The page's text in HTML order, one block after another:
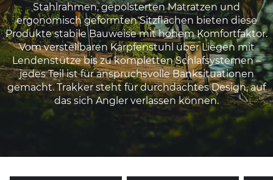
Stahlrahmen, gepolsterten Matratzen und
ergonomisch geformten Sitzflächen bieten diese
Produkte stabile Bauweise mit hohem Komfortfaktor.
Vom verstellbaren Karpfenstuhl über Liegen mit
Lendenstütze bis zu kompletten Schlafsystemen –
jedes Teil ist für anspruchsvolle Banksituationen
gemacht. Trakker steht für durchdachtes Design, auf
das sich Angler verlassen können.